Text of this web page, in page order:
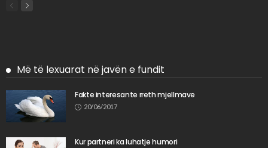
Më të lexuarat në javën e fundit
Fakte interesante rreth mjellmave
20/06/2017
Kur partneri ka luhatje humori